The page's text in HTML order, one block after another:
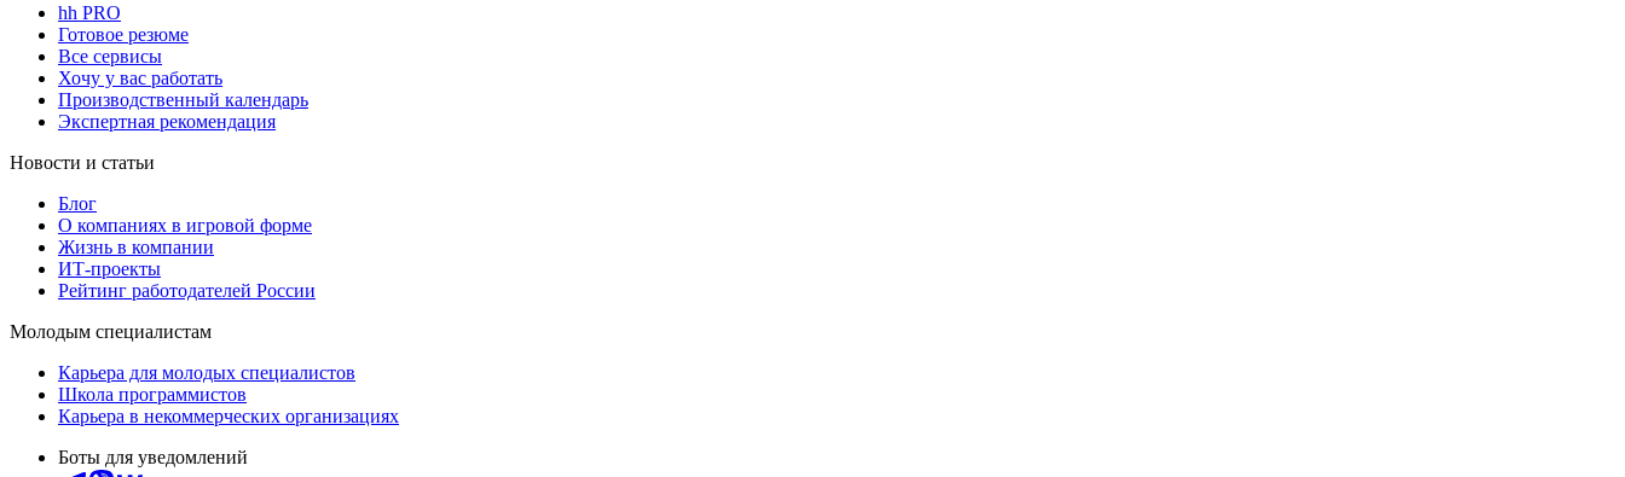
hh PRO
Готовое резюме
Все сервисы
Хочу у вас работать
Производственный календарь
Экспертная рекомендация
Новости и статьи
Блог
О компаниях в игровой форме
Жизнь в компании
ИТ-проекты
Рейтинг работодателей России
Молодым специалистам
Карьера для молодых специалистов
Школа программистов
Карьера в некоммерческих организациях
Боты для уведомлений